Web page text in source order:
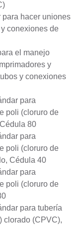
para hacer uniones
conexiones de
el manejo
y
y conexiones
para
poli (cloruro de
80
para
poli (cloruro de
Cédula 40
para
poli (cloruro de
para tubería
clorado (CPVC),